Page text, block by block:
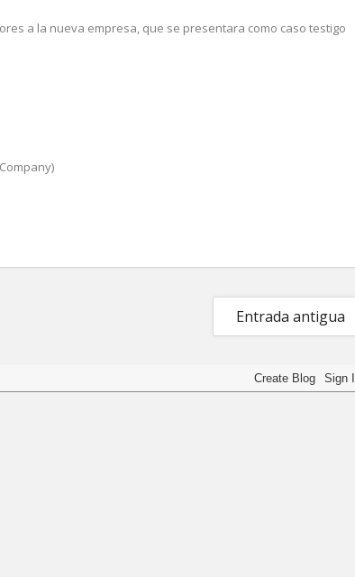
a la nueva empresa, que se presentara como caso testigo
Entrada antigua